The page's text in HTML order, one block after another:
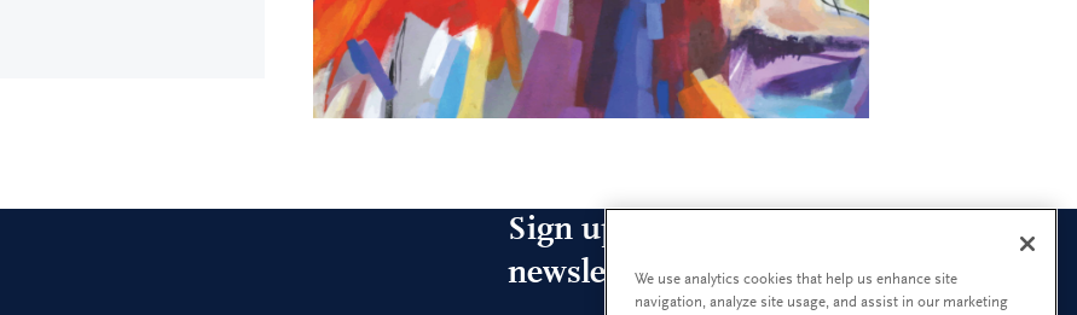
Sign up for our leadership
newslettersWe use analytics cookies that help us enhance site
navigation, analyze site usage, and assist in our marketing